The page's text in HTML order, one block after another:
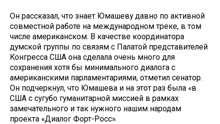
Он рассказал, что знает Юмашеву давно по активной
совместной работе на международном треке, в том
числе американском. В качестве координатора
думской группы по связям с Палатой представителей
Конгресса США она сделала очень много для
сохранения хотя бы минимального диалога с
американскими парламентариями, отметил сенатор.
Он подчеркнул, что Юмашева и на этот раз была «в
США с сугубо гуманитарной миссией в рамках
замечательного и так нужного нашим народам
проекта «Диалог Форт-Росс».